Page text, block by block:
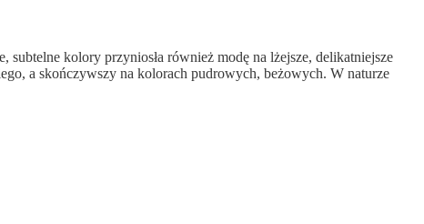
kolory przyniosła również modę na lżejsze, delikatniejsze
a skończywszy na kolorach pudrowych, beżowych. W naturze